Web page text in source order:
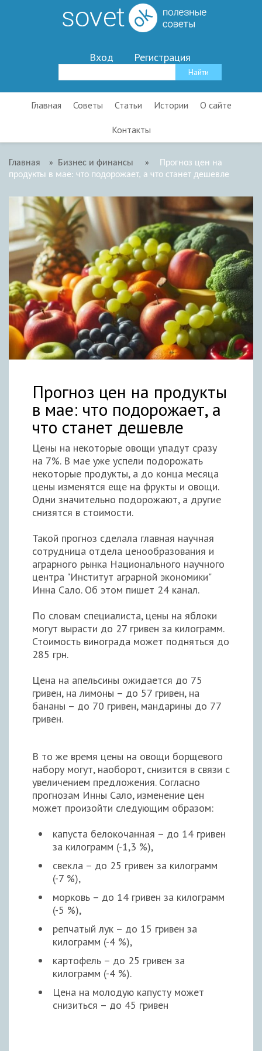
Вход Регистрация
Главная Советы Статьи Истории О сайте
Контакты
Главная » Бизнес и финансы »
Прогноз цен на
продукты в мае: что подорожает, а что станет дешевле
Прогноз цен на продукты
в мае: что подорожает, а
что станет дешевле
Цены на некоторые овощи упадут сразу
на 7%. В мае уже успели подорожать
некоторые продукты, а до конца месяца
цены изменятся еще на фрукты и овощи.
Одни значительно подорожают, а другие
снизятся в стоимости.
Такой прогноз сделала главная научная
сотрудница отдела ценообразования и
аграрного рынка Национального научного
центра "Институт аграрной экономики"
Инна Сало. Об этом пишет 24 канал.
По словам специалиста, цены на яблоки
могут вырасти до 27 гривен за килограмм.
Стоимость винограда может подняться до
285 грн.
Цена на апельсины ожидается до 75
гривен, на лимоны – до 57 гривен, на
бананы – до 70 гривен, мандарины до 77
гривен.
В то же время цены на овощи борщевого
набору могут, наоборот, снизится в связи с
увеличением предложения. Согласно
прогнозам Инны Сало, изменение цен
может произойти следующим образом:
капуста белокочанная – до 14 гривен
за килограмм (-1,3 %),
свекла – до 25 гривен за килограмм
(-7 %),
морковь – до 14 гривен за килограмм
(-5 %),
репчатый лук – до 15 гривен за
килограмм (-4 %),
картофель – до 25 гривен за
килограмм (-4 %).
Цена на молодую капусту может
снизиться – до 45 гривен